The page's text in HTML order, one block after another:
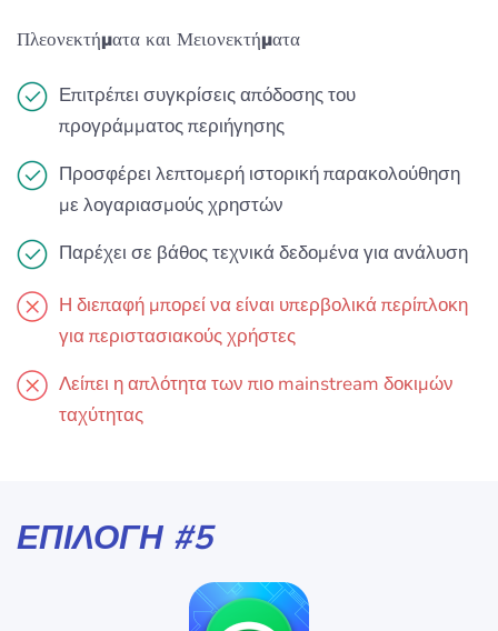
Πλεονεκτήματα και Μειονεκτήματα
Επιτρέπει συγκρίσεις απόδοσης του
προγράμματος περιήγησης
Προσφέρει λεπτομερή ιστορική παρακολούθηση
με λογαριασμούς χρηστών
Παρέχει σε βάθος τεχνικά δεδομένα για ανάλυση
Η διεπαφή μπορεί να είναι υπερβολικά περίπλοκη
για περιστασιακούς χρήστες
Λείπει η απλότητα των πιο mainstream δοκιμών
ταχύτητας
ΕΠΙΛΟΓΉ #5